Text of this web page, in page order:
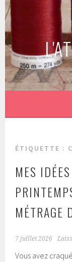
Aller
au
contenu
principal
ÉTIQUETTE :
MES
MÉTRAGE
7 juillet 2026
Vous avez